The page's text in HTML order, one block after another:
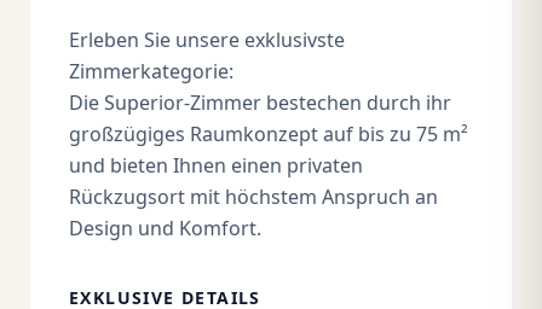
Erleben Sie unsere exklusivste
Zimmerkategorie:
Die Superior-Zimmer bestechen durch ihr
großzügiges Raumkonzept auf bis zu 75 m²
und bieten Ihnen einen privaten
Rückzugsort mit höchstem Anspruch an
Design und Komfort.
EXKLUSIVE DETAILS